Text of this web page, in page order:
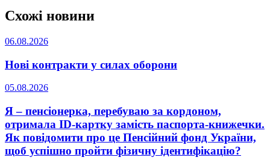
Схожі новини
06.08.2026
Нові контракти у силах оборони
05.08.2026
Я – пенсіонерка, перебуваю за кордоном,
отримала ID-картку замість паспорта-книжечки.
Як повідомити про це Пенсійний фонд України,
щоб успішно пройти фізичну ідентифікацію?